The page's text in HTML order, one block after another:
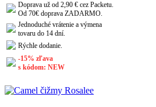
Doprava už od 2,90 € cez Packetu.
Od 70€ doprava ZADARMO.
Jednoduché vrátenie a výmena
tovaru do 14 dní.
Rýchle dodanie.
-15% zľava
s kódom: NEW